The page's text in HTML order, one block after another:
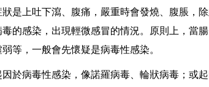
是上吐下瀉、腹痛，嚴重時會發燒、腹脹，
的感染，出現輕微感冒的情況。原則上，當
等，一般會先懷疑是病毒性感染。
於病毒性感染，像諾羅病毒、輪狀病毒；或